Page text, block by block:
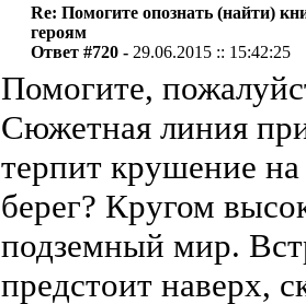
Re: Помогите опознать (найти)
героям
Ответ #720 - 29.06.2015 :: 15:42:25
Помогите,
Сюжетная линия
терпит крушение
берег? Кругом
подземный мир.
предстоит наверх,